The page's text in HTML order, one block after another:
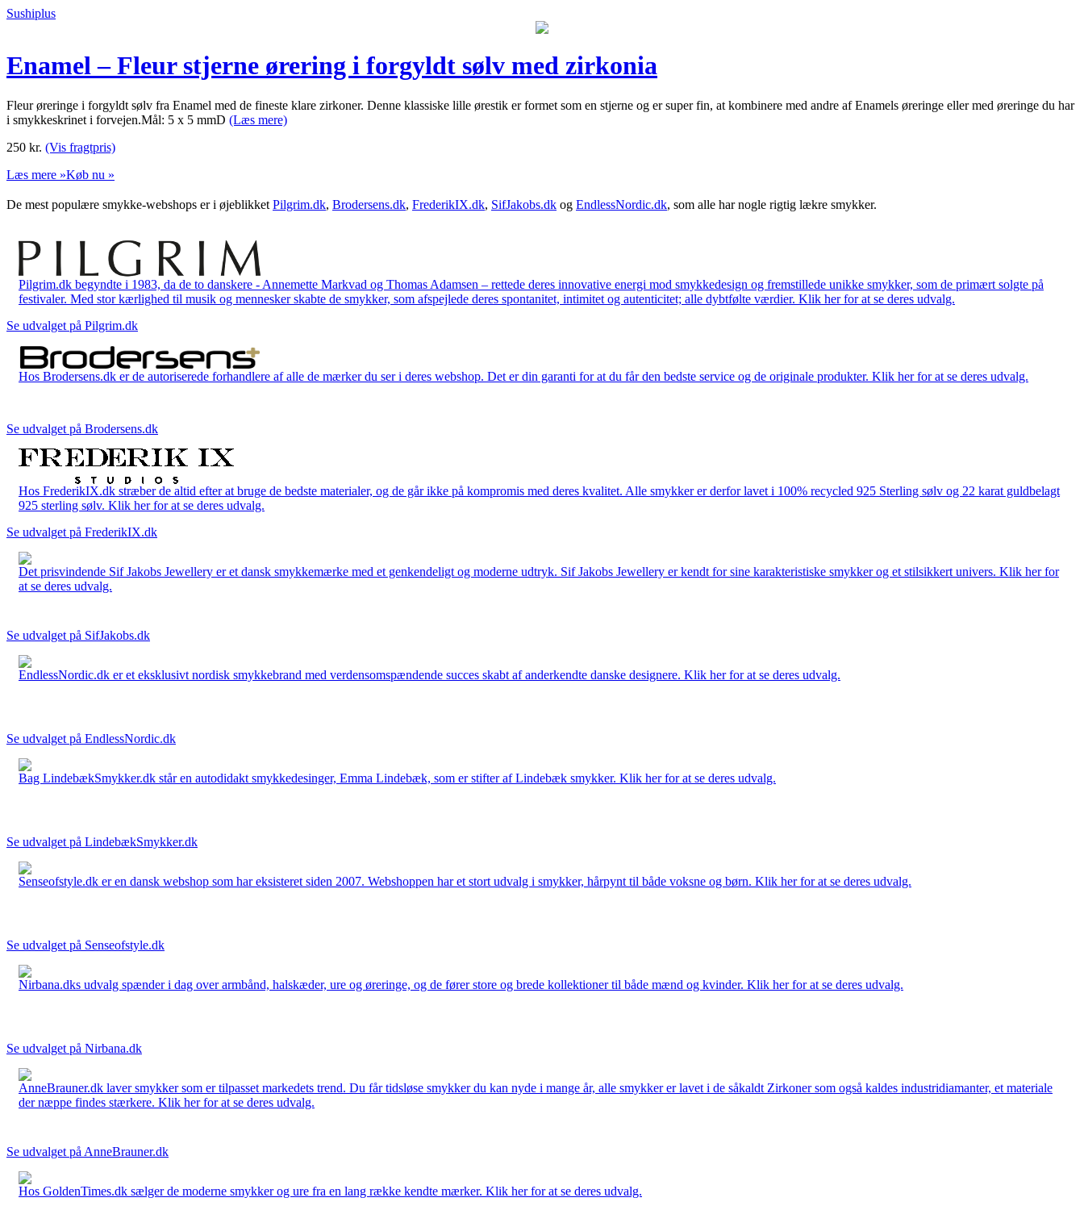
Sushiplus
Enamel – Fleur stjerne ørering i forgyldt sølv med zirkonia
Fleur øreringe i forgyldt sølv fra Enamel med de fineste klare zirkoner. Denne klassiske lille ørestik er formet som en stjerne og er super fin, at kombinere med andre af Enamels øreringe eller med øreringe du har
i smykkeskrinet i forvejen.Mål: 5 x 5 mmD (Læs mere)
250 kr. (Vis fragtpris)
Læs mere »Køb nu »
De mest populære smykke-webshops er i øjeblikket Pilgrim.dk, Brodersens.dk, FrederikIX.dk, SifJakobs.dk og EndlessNordic.dk, som alle har nogle rigtig lækre smykker.
Pilgrim.dk begyndte i 1983, da de to danskere - Annemette Markvad og Thomas Adamsen – rettede deres innovative energi mod smykkedesign og fremstillede unikke smykker, som de primært solgte på
festivaler. Med stor kærlighed til musik og mennesker skabte de smykker, som afspejlede deres spontanitet, intimitet og autenticitet; alle dybtfølte værdier. Klik her for at se deres udvalg.
Se udvalget på Pilgrim.dk
Hos Brodersens.dk er de autoriserede forhandlere af alle de mærker du ser i deres webshop. Det er din garanti for at du får den bedste service og de originale produkter. Klik her for at se deres udvalg.
Se udvalget på Brodersens.dk
Hos FrederikIX.dk stræber de altid efter at bruge de bedste materialer, og de går ikke på kompromis med deres kvalitet. Alle smykker er derfor lavet i 100% recycled 925 Sterling sølv og 22 karat guldbelagt
925 sterling sølv. Klik her for at se deres udvalg.
Se udvalget på FrederikIX.dk
Det prisvindende Sif Jakobs Jewellery er et dansk smykkemærke med et genkendeligt og moderne udtryk. Sif Jakobs Jewellery er kendt for sine karakteristiske smykker og et stilsikkert univers. Klik her for
at se deres udvalg.
Se udvalget på SifJakobs.dk
EndlessNordic.dk er et eksklusivt nordisk smykkebrand med verdensomspændende succes skabt af anderkendte danske designere. Klik her for at se deres udvalg.
Se udvalget på EndlessNordic.dk
Bag LindebækSmykker.dk står en autodidakt smykkedesinger, Emma Lindebæk, som er stifter af Lindebæk smykker. Klik her for at se deres udvalg.
Se udvalget på LindebækSmykker.dk
Senseofstyle.dk er en dansk webshop som har eksisteret siden 2007. Webshoppen har et stort udvalg i smykker, hårpynt til både voksne og børn. Klik her for at se deres udvalg.
Se udvalget på Senseofstyle.dk
Nirbana.dks udvalg spænder i dag over armbånd, halskæder, ure og øreringe, og de fører store og brede kollektioner til både mænd og kvinder. Klik her for at se deres udvalg.
Se udvalget på Nirbana.dk
AnneBrauner.dk laver smykker som er tilpasset markedets trend. Du får tidsløse smykker du kan nyde i mange år, alle smykker er lavet i de såkaldt Zirkoner som også kaldes industridiamanter, et materiale
der næppe findes stærkere. Klik her for at se deres udvalg.
Se udvalget på AnneBrauner.dk
Hos GoldenTimes.dk sælger de moderne smykker og ure fra en lang række kendte mærker. Klik her for at se deres udvalg.